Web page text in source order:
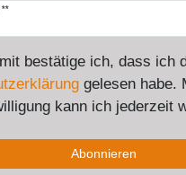
**
bestätige ich, dass ich
gelesen habe.
kann ich jederzeit
Abonnieren